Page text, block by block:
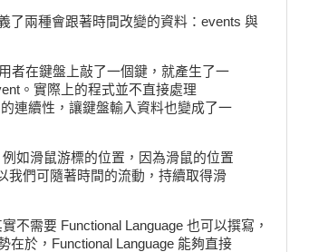
了兩種會跟著時間改變的資料：events 與
者在鍵盤上敲了一個鍵，就產生了一
。實際上的程式並不直接處理
連續性，讓鍵盤輸入資料也變成了一
如滑鼠游標的位置，因為滑鼠的位置
我們可隨著時間的流動，持續取得滑
不需要 Functional Language 也可以撰寫，
在於，Functional Language 能夠直接